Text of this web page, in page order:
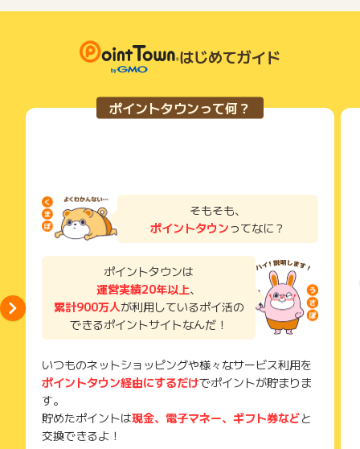
はじめてガイド
ポイントタウンって何？
そもそも、
ポイントタウンってなに？
ポイントタウンは
運営実績20年以上、
累計900万人が利用しているポイ活の
できるポイントサイトなんだ！
いつものネットショッピングや様々なサービス利用を
ポイントタウン経由にするだけでポイントが貯まりま
す。
貯めたポイントは現金、電子マネー、ギフト券などと
交換できるよ！